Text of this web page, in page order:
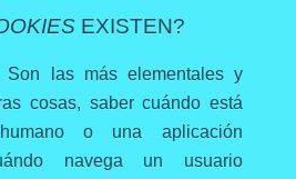
EXISTEN?
Son las más elementales y
cosas, saber cuándo está
o una aplicación
navega un usuario